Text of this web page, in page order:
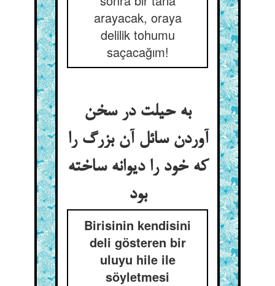
arayacak, oraya
delilik tohumu
saçacağım!
به حیلت در سخن
آوردن سائل آن بزرگ را
که خود را دیوانه ساخته
بود
Birisinin kendisini
deli gösteren bir
uluyu hile ile
söyletmesi